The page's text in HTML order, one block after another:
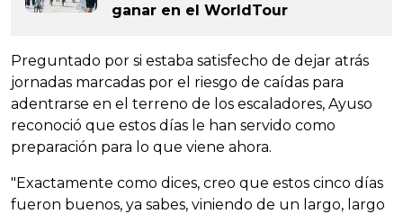
ganar en el WorldTour
Preguntado por si estaba satisfecho de dejar atrás
jornadas marcadas por el riesgo de caídas para
adentrarse en el terreno de los escaladores, Ayuso
reconoció que estos días le han servido como
preparación para lo que viene ahora.
"Exactamente como dices, creo que estos cinco días
fueron buenos, ya sabes, viniendo de un largo, largo